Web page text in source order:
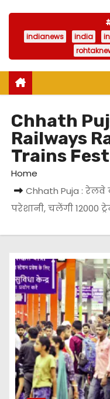
indianews india
Chhath
Railways
Trains
Home
Chhath Puja : रेलवे
परेशानी, चलेंगी 12000